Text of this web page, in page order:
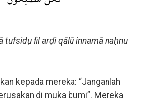
tufsidụ fil arḍi qālū innamā naḥnu
kepada mereka: “Janganlah
di muka bumi”. Mereka